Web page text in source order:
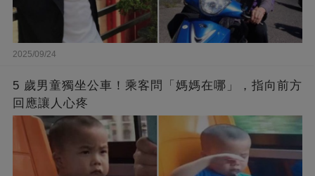
2025/09/24
5 歲男童獨坐公車！乘客問「媽媽在哪」，指向前方
回應讓人心疼